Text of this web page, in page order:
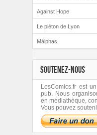
Against Hope
Le piéton de Lyon
Màlphas
SOUTENEZ-NOUS
LesComics.fr est
pub. Nous
en médiathèque,
Vous pouvez